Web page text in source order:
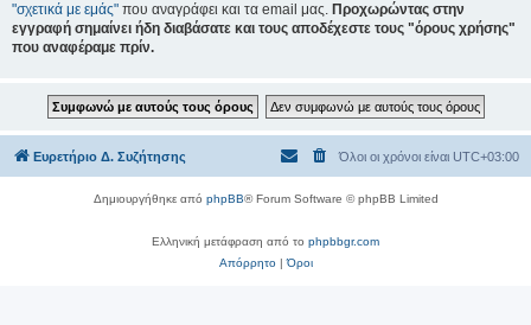
"σχετικά με εμάς" που αναγράφει και τα email μας. Προχωρώντας στην
εγγραφή σημαίνει ήδη διαβάσατε και τους αποδέχεστε τους "όρους χρήσης"
που αναφέραμε πρίν.
Ευρετήριο Δ. Συζήτησης Όλοι οι χρόνοι είναι UTC+03:00
Δημιουργήθηκε από phpBB® Forum Software © phpBB Limited
Ελληνική μετάφραση από το phpbbgr.com
Απόρρητο|Όροι